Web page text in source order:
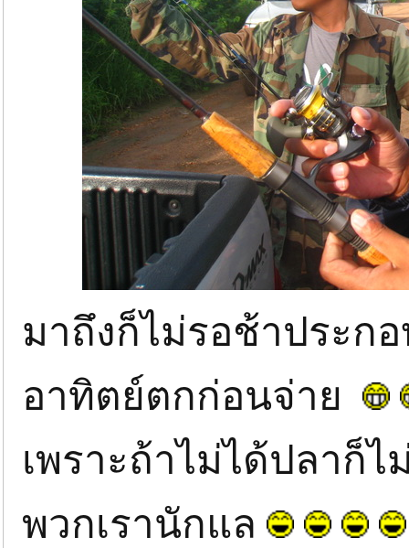
มาถึงก็ไม่รอช้าประก
อาทิตย์ตกก่อนจ่าย
เพราะถ้าไม่ได้ปลาก็
พวกเรานักแล